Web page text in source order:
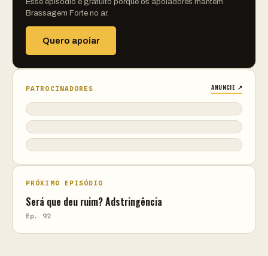
Esse episódio é gratuito porque os apoiadores mantêm
Brassagem Forte no ar.
Quero apoiar
PATROCINADORES ANUNCIE ↗
PRÓXIMO EPISÓDIO
Será que deu ruim? Adstringência
Ep. 92